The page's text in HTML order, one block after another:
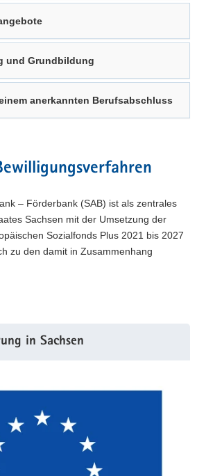
und Grundbildung
anerkannten Berufsabschluss
– Förderbank (SAB) ist als zentrales
Sachsen mit der Umsetzung der
Sozialfonds Plus 2021 bis 2027
zu den damit in Zusammenhang
in Sachsen